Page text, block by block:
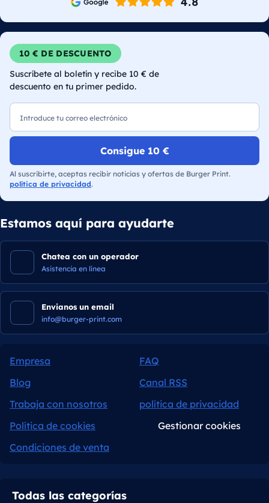
10 € DE DESCUENTO
Suscríbete al boletín y recibe 10 € de
descuento en tu primer pedido.
Consigue 10 €
Al suscribirte, aceptas recibir noticias y ofertas de Burger Print.
política de privacidad.
Estamos aquí para ayudarte
Chatea con un operador
Asistencia en línea
Envianos un email
info@burger-print.com
Empresa
FAQ
Blog
Canal RSS
Trabaja con nosotros
política de privacidad
Política de cookies
Gestionar cookies
Condiciones de venta
Todas las categorías